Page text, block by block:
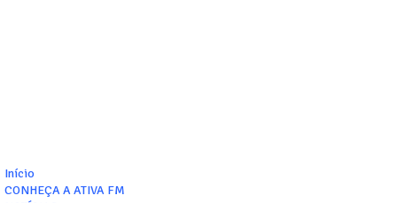
Início
CONHEÇA A ATIVA FM